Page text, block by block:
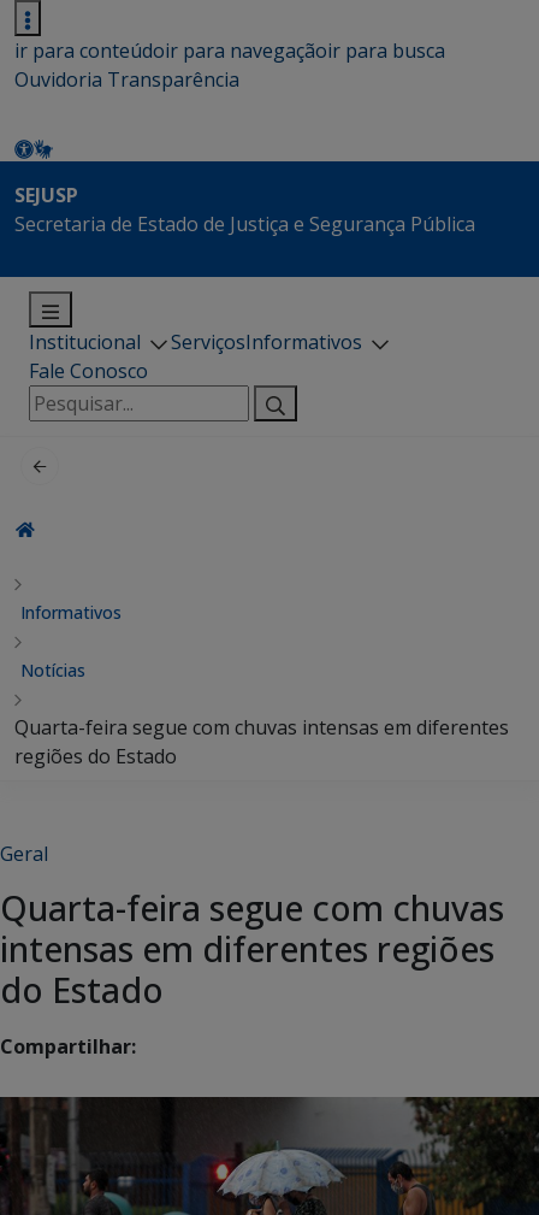
ir para conteúdoir para navegaçãoir para busca
Ouvidoria Transparência
SEJUSP
Secretaria de Estado de Justiça e Segurança Pública
Institucional ServiçosInformativos
Fale Conosco
Pesquisar
por:
Informativos
Notícias
Quarta-feira segue com chuvas intensas em diferentes
regiões do Estado
Geral
Quarta-feira segue com chuvas
intensas em diferentes regiões
do Estado
Compartilhar: